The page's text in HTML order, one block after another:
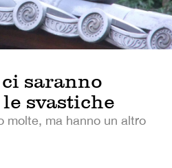
saranno
svastiche
molte, ma hanno un altro